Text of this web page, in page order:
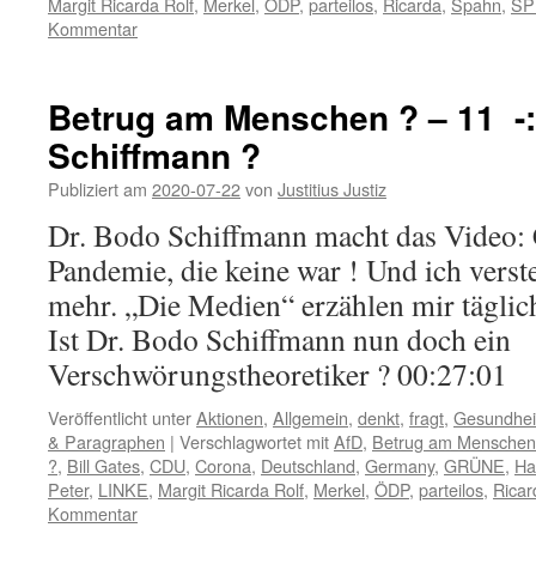
Kommentar
Betrug am Menschen ? – 11
Schiffmann ?
Publiziert am 2020-07-22von Justitius Justiz
Dr. Bodo Schiffmann macht das
Pandemie, die keine war ! Und ich
mehr. „Die Medien“ erzählen mir
Ist Dr. Bodo Schiffmann nun doch ein
Verschwörungstheoretiker ?
Veröffentlicht unterAktionen, Allgemein, denkt, fragt,
& Paragraphen | Verschlagwortet mitAfD, Betrug am
?, Bill Gates, CDU, Corona, Deutschland, Germany, GRÜNE,
Peter, LINKE, Margit Ricarda Rolf, Merkel, ÖDP, parteilos,
Kommentar